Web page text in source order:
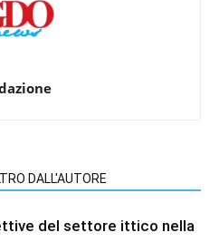
DALL'AUTORE
del settore ittico nella